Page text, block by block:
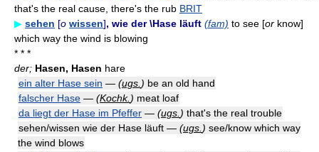
that's the real cause, there's the rub BRIT
▶ sehen [o wissen], wie der \Hase läuft (fam) to see [or know]
which way the wind is blowing
* * *
der; Hasen, Hasen hare
ein alter Hase sein — (ugs. ) be an old hand
falscher Hase — (Kochk. ) meat loaf
da liegt der Hase im Pfeffer — (ugs. ) that's the real trouble
sehen/wissen wie der Hase läuft — (ugs. ) see/know which way
the wind blows